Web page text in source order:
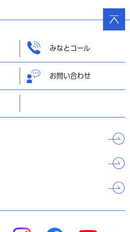
みなとコール
お問い合わせ
ページ
の先頭